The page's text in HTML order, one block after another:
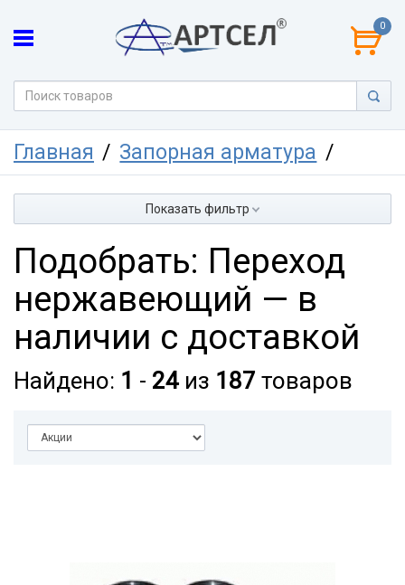
0
Главная Запорная арматура
Показать фильтр
Подобрать: Переход
нержавеющий — в
наличии с доставкой
Найдено: 1 - 24 из 187 товаров